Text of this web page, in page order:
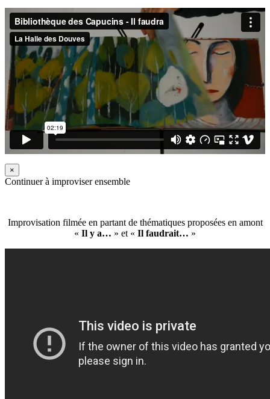
×
Continuer à improviser ensemble
Improvisation filmée en partant de thématiques proposées en amont
« Il y a… » et « Il faudrait… »